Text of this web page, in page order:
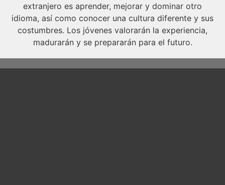
extranjero es aprender, mejorar y dominar otro
idioma, así como conocer una cultura diferente y sus
costumbres. Los jóvenes valorarán la experiencia,
madurarán y se prepararán para el futuro.